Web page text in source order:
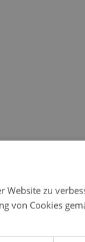
Website zu
von Cookies